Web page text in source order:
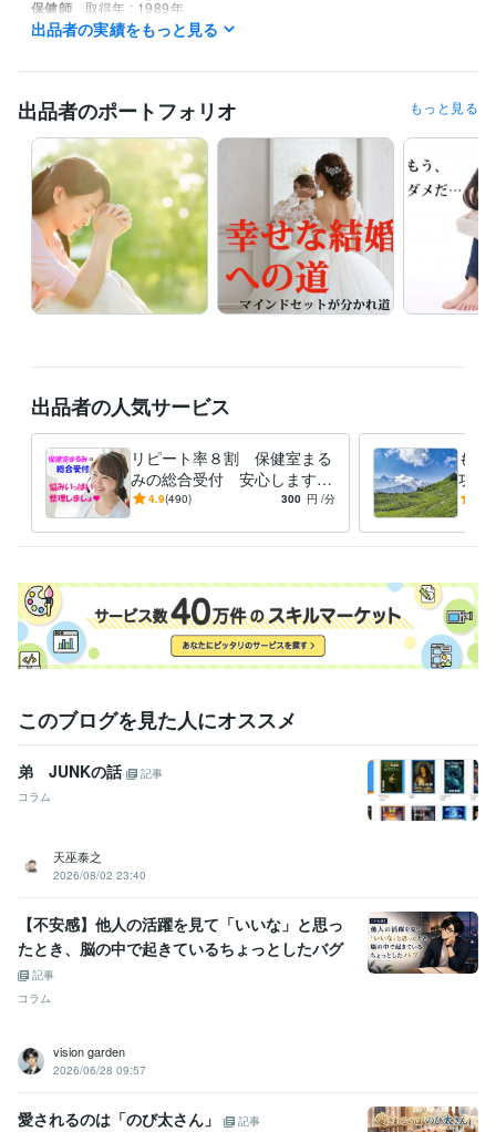
保健師 取得年 : 1989年
看護師 取得年 : 1988年
カウンセリング:20年コーチング:4年
得意分野
悩み相談・カウンセリング
じっくり話を聴き、問題の本質を掴み解
決
人間関係 結婚 カウンセリング パートナーシップ うつ
恋愛
自己肯定感 人生 やりたいこと
悩み相談・カウンセリング
婚活の成功、幸せな結婚の経験をあなた
にも
結婚 パートナー 嫁姑 嫉妬 親 男性 女性 子供 お金
出品者の実績をもっと見る
出品者のポートフォリオ もっと見る
出品者の人気サービス
リピート率８割 保健室まる
みの総合受付 安心します
どうしよう頭がグチャグチャ
う大丈夫
4.9(490) 300 円 /分
もっ
功し
ンセ
へ。
このブログを見た人にオススメ
弟 JUNKの話
記事
コラム
天巫泰之
2026/08/02 23:40
【不安感】他人の活躍を見て「いいな」と思っ
たとき、脳の中で起きているちょっとしたバグ
記事
コラム
vision garden
2026/06/28 09:57
愛されるのは「のび太さん」
記事